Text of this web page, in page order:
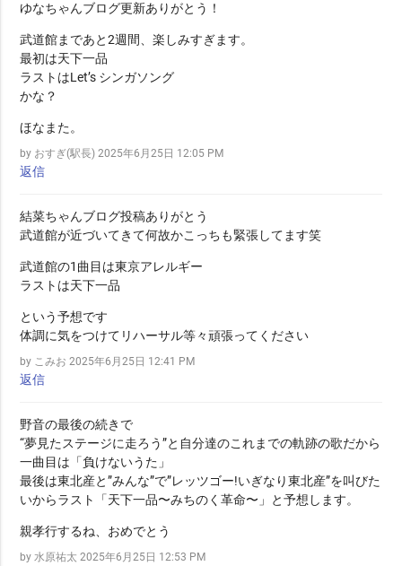
ゆなちゃんブログ更新ありがとう！
武道館まであと2週間、楽しみすぎます。
最初は天下一品
ラストはLet’s シンガソング
かな？
ほなまた。
by おすぎ(駅長) 2025年6月25日 12:05 PM
返信
結菜ちゃんブログ投稿ありがとう
武道館が近づいてきて何故かこっちも緊張してます笑
武道館の1曲目は東京アレルギー
ラストは天下一品
という予想です
体調に気をつけてリハーサル等々頑張ってください
by こみお 2025年6月25日 12:41 PM
返信
野音の最後の続きで
“夢見たステージに走ろう”と自分達のこれまでの軌跡の歌だから
一曲目は「負けないうた」
最後は東北産と”みんな”で”レッツゴー!いぎなり東北産”を叫びた
いからラスト「天下一品〜みちのく革命〜」と予想します。
親孝行するね、おめでとう
by 水原祐太 2025年6月25日 12:53 PM